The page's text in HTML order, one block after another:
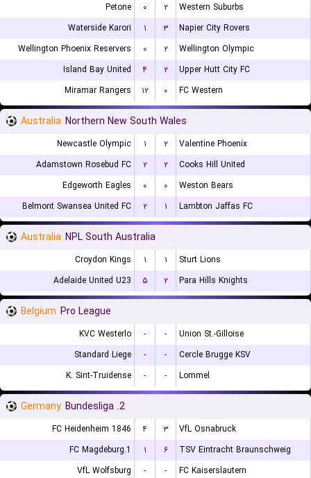
Petone ۰ ۲
Western Suburbs
Waterside Karori
۱ ۳
Napier City Rovers
Wellington Phoenix Reservers
۰ ۲
Wellington Olympic
Island Bay United
۴ ۲
Upper Hutt City FC
Miramar Rangers
۱۲ ۰ FC Western
Australia Northern New South Wales
Newcastle Olympic ۱ ۲
Valentine Phoenix
Adamstown Rosebud FC
۲ ۲
Cooks Hill United
Edgeworth Eagles
۰ ۰
Weston Bears
Belmont Swansea United FC
۲ ۱ Lambton Jaffas FC
Australia NPL South Australia
Croydon Kings ۱ ۱
Sturt Lions
Adelaide United U23
۵ ۲ Para Hills Knights
Belgium Pro League
KVC Westerlo - -
Union St.-Gilloise
Standard Liege
- -
Cercle Brugge KSV
K. Sint-Truidense
- - Lommel
Germany 2. Bundesliga
FC Heidenheim 1846 ۴ ۳
VfL Osnabruck
1.FC Magdeburg
۱ ۶
TSV Eintracht Braunschweig
VfL Wolfsburg
- -
FC Kaiserslautern